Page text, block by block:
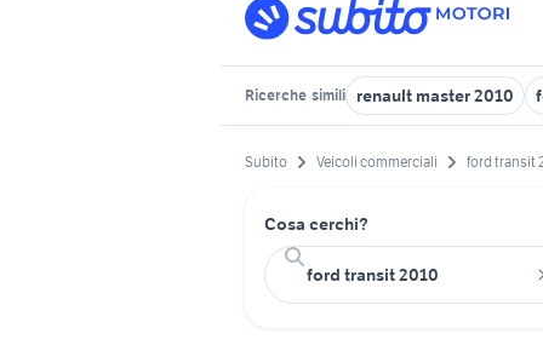
Ricerche simili renault master 2010
Subito Veicoli commerciali ford transit
Cosa cerchi?